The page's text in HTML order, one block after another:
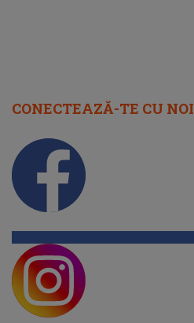
CONECTEAZĂ-TE CU NOI